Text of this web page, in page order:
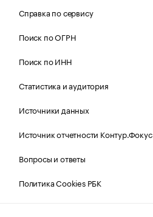
Справка по сервису
Поиск по ОГРН
Поиск по ИНН
Статистика и аудитория
Источники данных
Источник отчетности Контур.Фокус
Вопросы и ответы
Политика Cookies РБК